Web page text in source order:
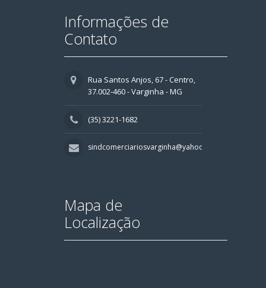
Informações de
Contato
Rua Santos Anjos, 67 - Centro,
37.002-460 - Varginha - MG
(35) 3221-1682
sindcomerciariosvarginha@yahoo.com.br
Mapa de
Localização